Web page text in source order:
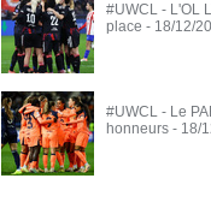
#UWCL - L'OL
place - 18/12/
#UWCL - Le
honneurs - 18/